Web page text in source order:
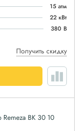
15 атм
22 кВт
380 В
Получить скидку
Remeza ВК 30 10